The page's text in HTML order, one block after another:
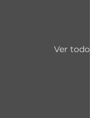
Ver todo